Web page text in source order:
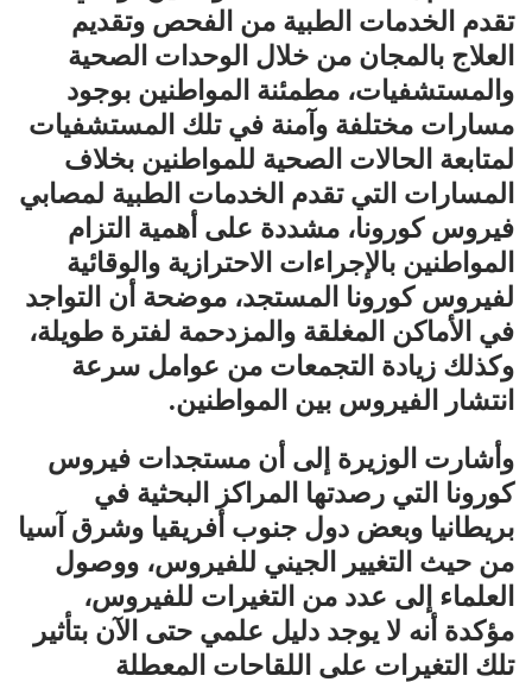
تقدم الخدمات الطبية من الفحص وتقديم
العلاج بالمجان من خلال الوحدات الصحية
والمستشفيات، مطمئنة المواطنين بوجود
مسارات مختلفة وآمنة في تلك المستشفيات
لمتابعة الحالات الصحية للمواطنين بخلاف
المسارات التي تقدم الخدمات الطبية لمصابي
فيروس كورونا، مشددة على أهمية التزام
المواطنين بالإجراءات الاحترازية والوقائية
لفيروس كورونا المستجد، موضحة أن التواجد
في الأماكن المغلقة والمزدحمة لفترة طويلة،
وكذلك زيادة التجمعات من عوامل سرعة
انتشار الفيروس بين المواطنين.
وأشارت الوزيرة إلى أن مستجدات فيروس
كورونا التي رصدتها المراكز البحثية في
بريطانيا وبعض دول جنوب أفريقيا وشرق آسيا
من حيث التغيير الجيني للفيروس، ووصول
العلماء إلى عدد من التغيرات للفيروس،
مؤكدة أنه لا يوجد دليل علمي حتى الآن بتأثير
تلك التغيرات على اللقاحات المعطلة